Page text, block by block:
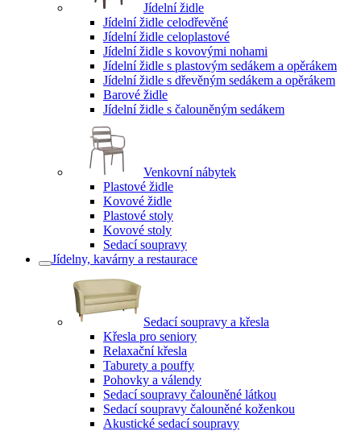
Jídelní židle
Jídelní židle celodřevěné
Jídelní židle celoplastové
Jídelní židle s kovovými nohami
Jídelní židle s plastovým sedákem a opěrákem
Jídelní židle s dřevěným sedákem a opěrákem
Barové židle
Jídelní židle s čalouněným sedákem
Venkovní nábytek
Plastové židle
Kovové židle
Plastové stoly
Kovové stoly
Sedací soupravy
Jídelny, kavárny a restaurace
Sedací soupravy a křesla
Křesla pro seniory
Relaxační křesla
Taburety a pouffy
Pohovky a válendy
Sedací soupravy čalouněné látkou
Sedací soupravy čalouněné koženkou
Akustické sedací soupravy